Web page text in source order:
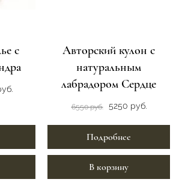
с
Авторский кулон с
натуральным
лабрадором Сердце
6550 руб. 5250 руб.
Подробнее
В корзину